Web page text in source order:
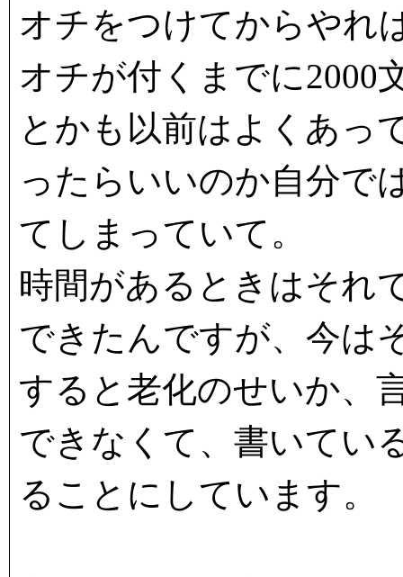
オチをつけてからやれ
オチが付くまでに2000
とかも以前はよくあっ
ったらいいのか自分で
てしまっていて。
時間があるときはそれ
できたんですが、今は
すると老化のせいか、
できなくて、書いてい
ることにしています。